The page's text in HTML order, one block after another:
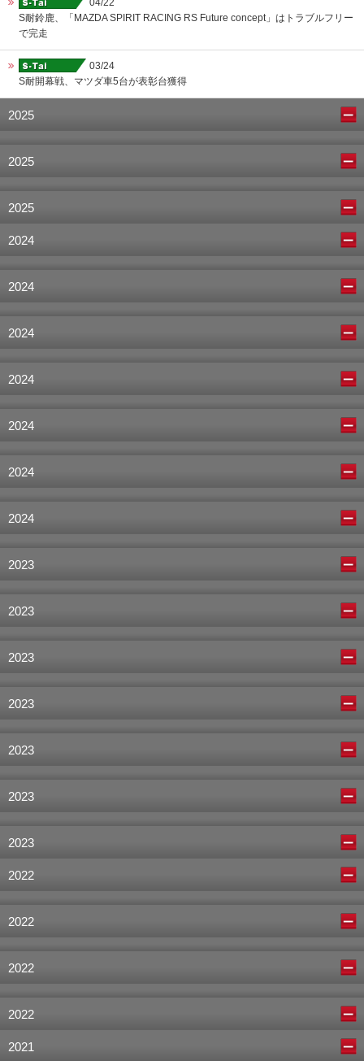
04/22
S耐鈴鹿、「MAZDA SPIRIT RACING RS Future concept」はトラブルフリー
で完走
03/24
S耐開幕戦、マツダ車5台が表彰台獲得
2025
2025
2025
2024
2024
2024
2024
2024
2024
2024
2023
2023
2023
2023
2023
2023
2023
2022
2022
2022
2022
2021